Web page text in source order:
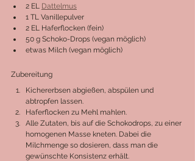
2 EL Dattelmus
1 TL Vanillepulver
2 EL Haferflocken (fein)
50 g Schoko-Drops (vegan möglich)
etwas Milch (vegan möglich)
Zubereitung
Kichererbsen abgießen, abspülen und
abtropfen lassen.
Haferflocken zu Mehl mahlen.
Alle Zutaten, bis auf die Schokodrops, zu einer
homogenen Masse kneten. Dabei die
Milchmenge so dosieren, dass man die
gewünschte Konsistenz erhält.